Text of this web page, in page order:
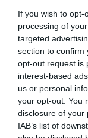
If you wish to
processing of
targeted
section to confirm
opt-out request is
interest-based
us or personal
your opt-out. You
disclosure of your
IAB’s list of